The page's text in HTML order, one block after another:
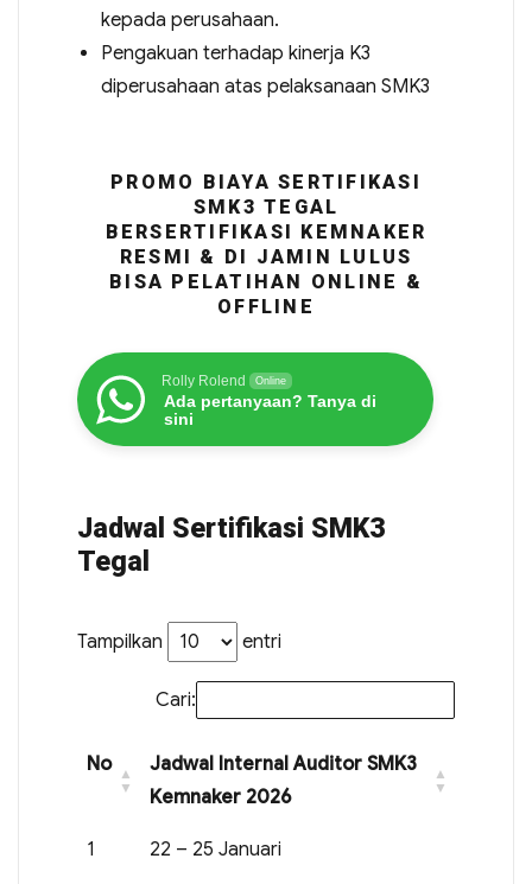
kepada perusahaan.
Pengakuan terhadap kinerja K3
diperusahaan atas pelaksanaan SMK3
PROMO BIAYA SERTIFIKASI
SMK3 TEGAL
BERSERTIFIKASI KEMNAKER
RESMI & DI JAMIN LULUS
BISA PELATIHAN ONLINE &
OFFLINE
Rolly Rolend Online
Ada pertanyaan? Tanya di
sini
Jadwal Sertifikasi SMK3
Tegal
Tampilkan entri
Cari:
No
Jadwal Internal Auditor SMK3
Kemnaker 2026
1 22 – 25 Januari